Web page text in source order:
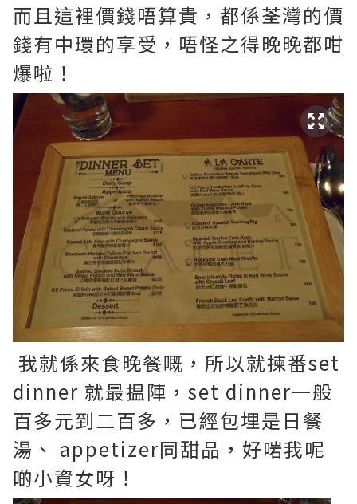
而且這裡價錢唔算貴，都係荃灣的價
錢有中環的享受，唔怪之得晚晚都咁
爆啦！
我就係來食晚餐嘅，所以就揀番set
dinner 就最揾陣，set dinner一般
百多元到二百多，已經包埋是日餐
湯、 appetizer同甜品，好啱我呢
啲小資女呀！